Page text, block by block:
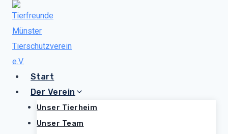
Zum
Inhalt
springen
Start
Der Verein
Unser Tierheim
Unser Team